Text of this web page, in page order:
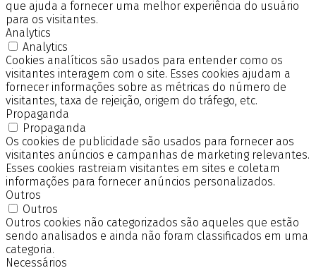
que ajuda a fornecer uma melhor experiência do usuário
para os visitantes.
Analytics
Analytics
Cookies analíticos são usados para entender como os
visitantes interagem com o site. Esses cookies ajudam a
fornecer informações sobre as métricas do número de
visitantes, taxa de rejeição, origem do tráfego, etc.
Propaganda
Propaganda
Os cookies de publicidade são usados para fornecer aos
visitantes anúncios e campanhas de marketing relevantes.
Esses cookies rastreiam visitantes em sites e coletam
informações para fornecer anúncios personalizados.
Outros
Outros
Outros cookies não categorizados são aqueles que estão
sendo analisados e ainda não foram classificados em uma
categoria.
Necessários